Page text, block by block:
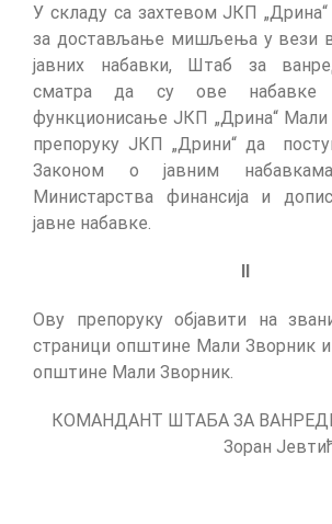
У складу са захтевом ЈКП
за достављање мишљења у вези
јавних набавки, Штаб за
сматра да су ове набавке
функционисање ЈКП „Дрина“ Мали
препоруку ЈКП „Дрини“ да
Законом о јавним
Министарства финансија и
јавне набавке.
II
Ову препоруку објавити на
страници општине Мали Зворник и
општине Мали Зворник.
КОМАНДАНТ ШТАБА ЗА
Зоран